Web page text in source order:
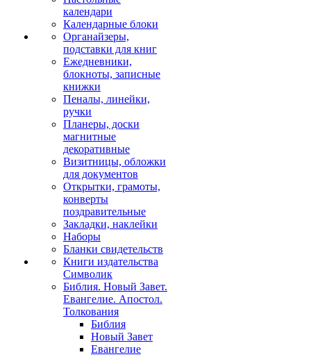
календари
Календарные блоки
Органайзеры,
подставки для книг
Ежедневники,
блокноты, записные
книжки
Пеналы, линейки,
ручки
Планеры, доски
магнитные
декоративные
Визитницы, обложки
для документов
Открытки, грамоты,
конверты
поздравительные
Закладки, наклейки
Наборы
Бланки свидетельств
Книги издательства
Символик
Библия. Новый Завет.
Евангелие. Апостол.
Толкования
Библия
Новый Завет
Евангелие